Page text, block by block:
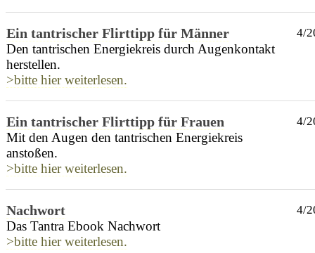
Ein tantrischer Flirttipp für Männer
Den tantrischen Energiekreis durch Augenkontakt
herstellen.
>bitte hier weiterlesen.
4/
Ein tantrischer Flirttipp für Frauen
Mit den Augen den tantrischen Energiekreis
anstoßen.
>bitte hier weiterlesen.
4/
Nachwort
Das Tantra Ebook Nachwort
>bitte hier weiterlesen.
4/